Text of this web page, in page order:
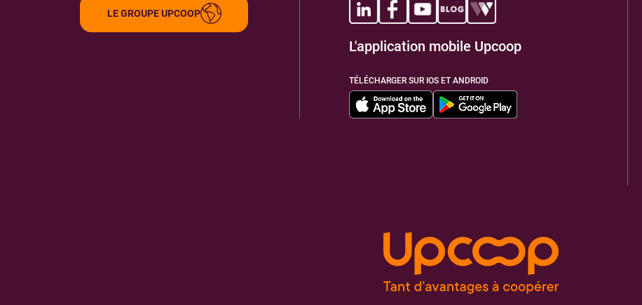
LE GROUPE UPCOOP
L'application mobile Upcoop
TÉLÉCHARGER SUR IOS ET ANDROID